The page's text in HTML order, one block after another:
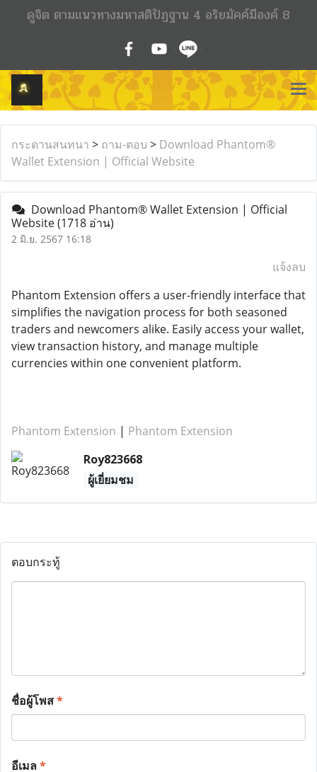
ดูจิต ตามแนวทางมหาสติปัฏฐาน 4 อริยมัคค์มีองค์ 8
กระดานสนทนา > ถาม-ตอบ > Download Phantom®
Wallet Extension | Official Website
Download Phantom® Wallet Extension | Official
Website(1718 อ่าน)
2 มิ.ย. 2567 16:18
แจ้งลบ
Phantom Extension offers a user-friendly interface that
simplifies the navigation process for both seasoned
traders and newcomers alike. Easily access your wallet,
view transaction history, and manage multiple
currencies within one convenient platform.
Phantom Extension | Phantom Extension
Roy823668
ผู้เยี่ยมชม
ตอบกระทู้
ชื่อผู้โพส*
อีเมล*